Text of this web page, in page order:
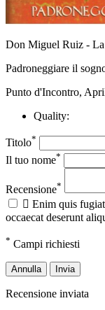
Don Miguel Ruiz -
Padroneggiare il
Punto d'Incontro,
Quality:
Titolo*
Il tuo nome*
Recensione*
 Enim quis
occaecat deserunt
* Campi richiesti
Annulla Invia
Recensione inviata